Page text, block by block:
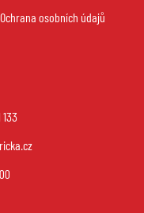
Ochrana osobních údajů